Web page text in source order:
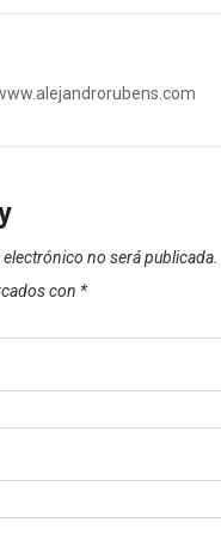
no será publicada.
con *